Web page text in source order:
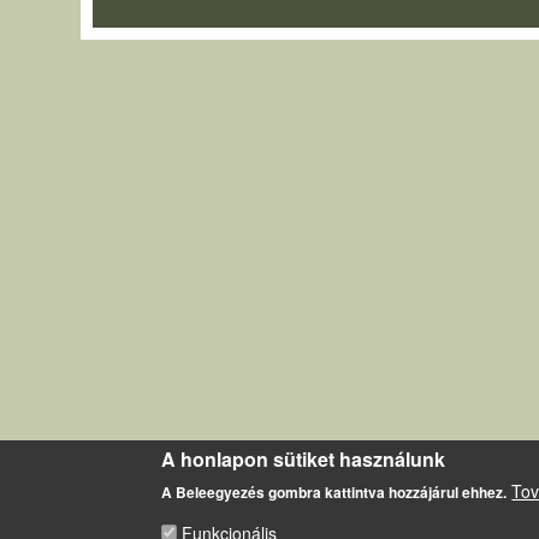
A honlapon sütiket használunk
A Beleegyezés gombra kattintva hozzájárul ehhez.
Funkcionális